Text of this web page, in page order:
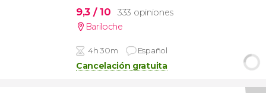
9,3 / 10
333 opiniones
Bariloche
4h 30m Español
Cancelación gratuita